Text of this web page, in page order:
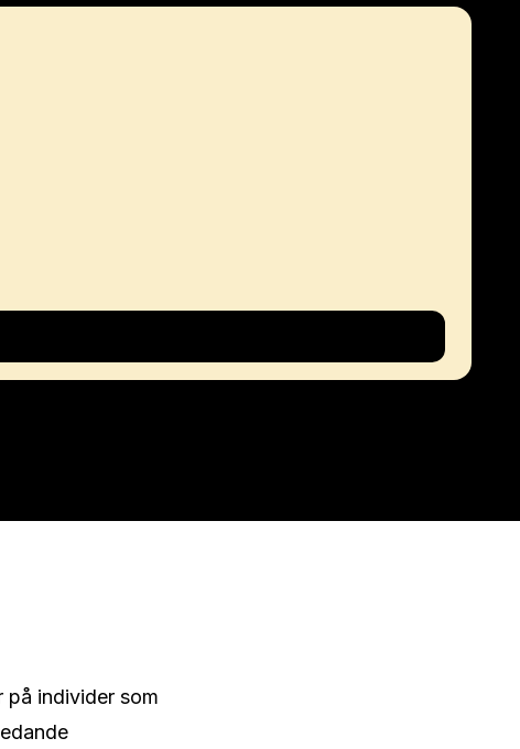
på individer som